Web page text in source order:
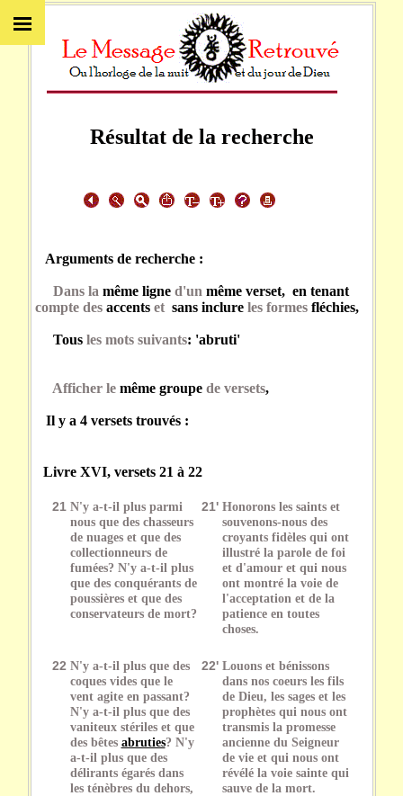
Résultat de la recherche
Arguments de recherche :
Dans la même ligne d'un même verset, en tenant
compte des accents et sans inclureles formes fléchies,
Tous les mots suivants: 'abruti'
Afficher le même groupede versets,
Il y a 4 versets trouvés :
Livre XVI, versets 21 à 22
21 N'y a-t-il plus parmi
nous que des chasseurs
de nuages et que des
collectionneurs de
fumées? N'y a-t-il plus
que des conquérants de
poussières et que des
conservateurs de mort?
21' Honorons les saints et
souvenons-nous des
croyants fidèles qui ont
illustré la parole de foi
et d'amour et qui nous
ont montré la voie de
l'acceptation et de la
patience en toutes
choses.
22 N'y a-t-il plus que des
coques vides que le
vent agite en passant?
N'y a-t-il plus que des
vaniteux stériles et que
des bêtes abruties? N'y
a-t-il plus que des
délirants égarés dans
les ténèbres du dehors,
22' Louons et bénissons
dans nos coeurs les fils
de Dieu, les sages et les
prophètes qui nous ont
transmis la promesse
ancienne du Seigneur
de vie et qui nous ont
révélé la voie sainte qui
sauve de la mort.